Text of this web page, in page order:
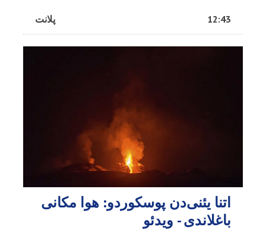
پلانت 12:43
اتنا یئنی‌دن پوسکوردو: هوا مکانی
باغلاندی - ویدئو